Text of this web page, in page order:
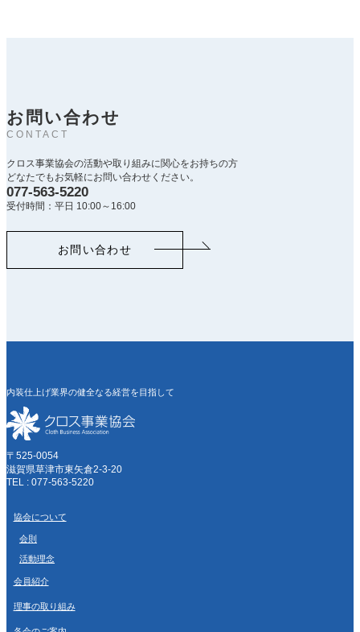
お問い合わせ
CONTACT
クロス事業協会の活動や取り組みに関心をお持ちの方
どなたでもお気軽にお問い合わせください。
077-563-5220
受付時間：平日 10:00～16:00
お問い合わせ
内装仕上げ業界の健全なる経営を目指して
〒525-0054
滋賀県草津市東矢倉2-3-20
TEL : 077-563-5220
協会について
会則
活動理念
会員紹介
理事の取り組み